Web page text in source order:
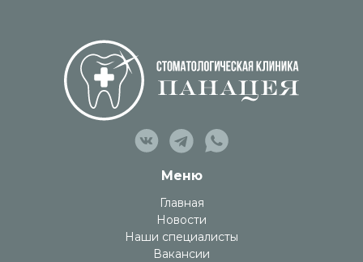
Меню
Главная
Новости
Наши специалисты
Вакансии